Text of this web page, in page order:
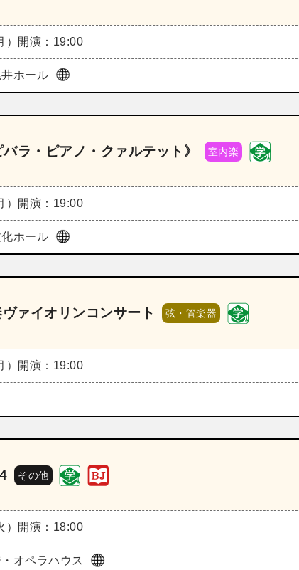
開演：19:00
ホール
ラ・ピアノ・クァルテット》 室内楽
開演：19:00
ホール
ァイオリンコンサート 弦・管楽器
開演：19:00
その他
開演：18:00
オペラハウス